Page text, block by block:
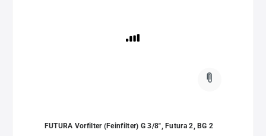
FUTURA Vorfilter (Feinfilter) G 3/8", Futura 2, BG 2